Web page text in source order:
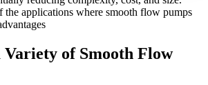
the applications where smooth flow pumps
of Smooth Flow